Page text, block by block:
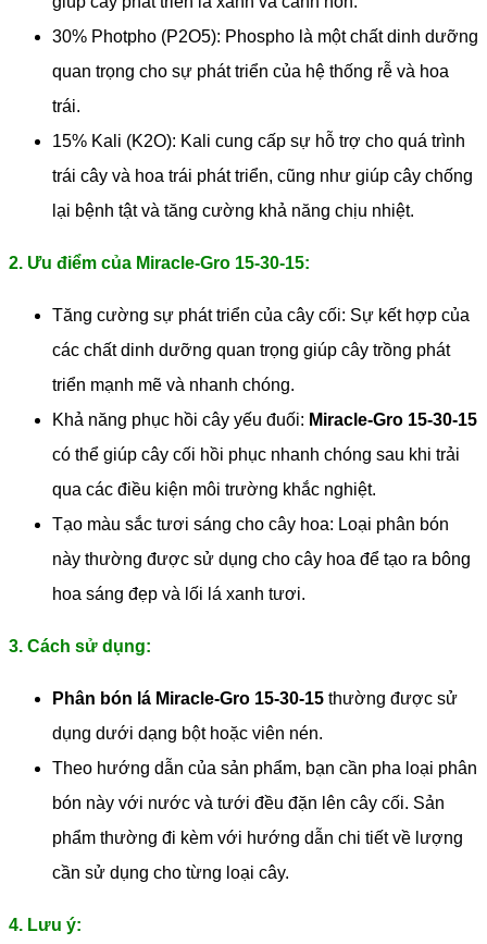
30% Photpho (P2O5): Phospho là một chất dinh dưỡng
quan trọng cho sự phát triển của hệ thống rễ và hoa
trái.
15% Kali (K2O): Kali cung cấp sự hỗ trợ cho quá trình
trái cây và hoa trái phát triển, cũng như giúp cây chống
lại bệnh tật và tăng cường khả năng chịu nhiệt.
2. Ưu điểm của Miracle-Gro 15-30-15:
Tăng cường sự phát triển của cây cối: Sự kết hợp của
các chất dinh dưỡng quan trọng giúp cây trồng phát
triển mạnh mẽ và nhanh chóng.
Khả năng phục hồi cây yếu đuối: Miracle-Gro 15-30-15
có thể giúp cây cối hồi phục nhanh chóng sau khi trải
qua các điều kiện môi trường khắc nghiệt.
Tạo màu sắc tươi sáng cho cây hoa: Loại phân bón
này thường được sử dụng cho cây hoa để tạo ra bông
hoa sáng đẹp và lối lá xanh tươi.
3. Cách sử dụng:
Phân bón lá Miracle-Gro 15-30-15 thường được sử
dụng dưới dạng bột hoặc viên nén.
Theo hướng dẫn của sản phẩm, bạn cần pha loại phân
bón này với nước và tưới đều đặn lên cây cối. Sản
phẩm thường đi kèm với hướng dẫn chi tiết về lượng
cần sử dụng cho từng loại cây.
4. Lưu ý: